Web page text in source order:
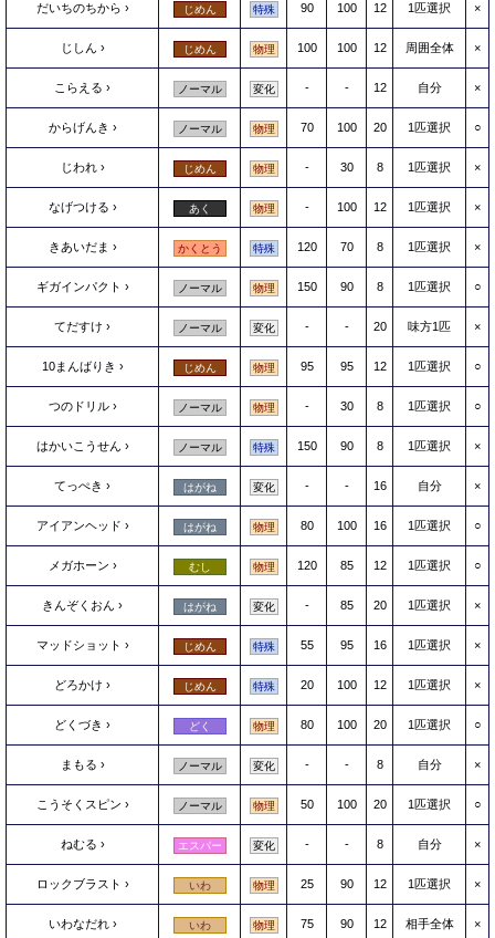
だいちのちから じめん 特殊 90 100 12 1匹選択 ×
じしん じめん 物理 100 100 12 周囲全体 ×
こらえる ノーマル 変化 - - 12 自分 ×
からげんき ノーマル 物理 70 100 20 1匹選択 ○
じわれ じめん 物理 - 30 8 1匹選択 ×
なげつける あく 物理 - 100 12 1匹選択 ×
きあいだま かくとう 特殊 120 70 8 1匹選択 ×
ギガインパクト ノーマル 物理 150 90 8 1匹選択 ○
てだすけ ノーマル 変化 - - 20 味方1匹 ×
10まんばりき じめん 物理 95 95 12 1匹選択 ○
つのドリル ノーマル 物理 - 30 8 1匹選択 ○
はかいこうせん ノーマル 特殊 150 90 8 1匹選択 ×
てっぺき はがね 変化 - - 16 自分 ×
アイアンヘッド はがね 物理 80 100 16 1匹選択 ○
メガホーン むし 物理 120 85 12 1匹選択 ○
きんぞくおん はがね 変化 - 85 20 1匹選択 ×
マッドショット じめん 特殊 55 95 16 1匹選択 ×
どろかけ じめん 特殊 20 100 12 1匹選択 ×
どくづき どく 物理 80 100 20 1匹選択 ○
まもる ノーマル 変化 - - 8 自分 ×
こうそくスピン ノーマル 物理 50 100 20 1匹選択 ○
ねむる エスパー 変化 - - 8 自分 ×
ロックブラスト いわ 物理 25 90 12 1匹選択 ×
いわなだれ いわ 物理 75 90 12 相手全体 ×